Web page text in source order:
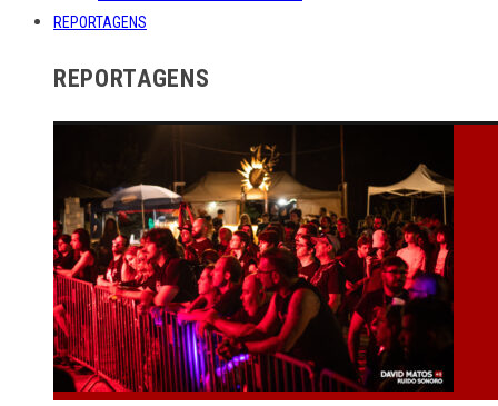
REPORTAGENS
REPORTAGENS